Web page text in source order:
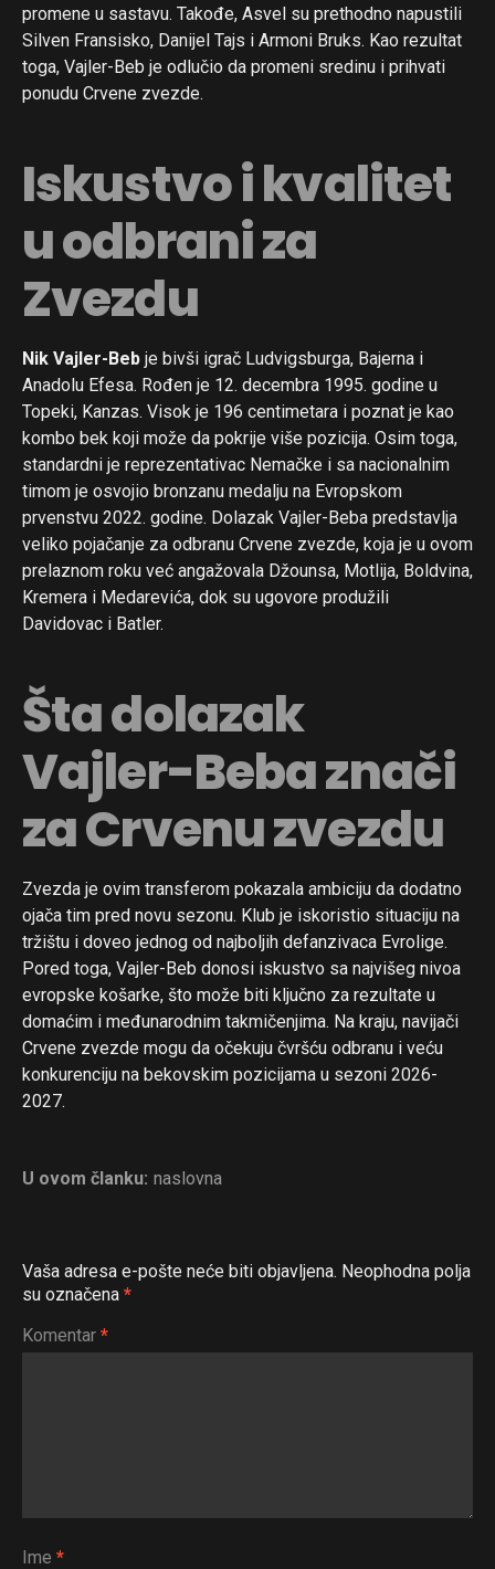
promene u sastavu. Takođe, Asvel su prethodno napustili
Silven Fransisko, Danijel Tajs i Armoni Bruks. Kao rezultat
toga, Vajler-Beb je odlučio da promeni sredinu i prihvati
ponudu Crvene zvezde.
Iskustvo i kvalitet
u odbrani za
Zvezdu
Nik Vajler-Beb je bivši igrač Ludvigsburga, Bajerna i
Anadolu Efesa. Rođen je 12. decembra 1995. godine u
Topeki, Kanzas. Visok je 196 centimetara i poznat je kao
kombo bek koji može da pokrije više pozicija. Osim toga,
standardni je reprezentativac Nemačke i sa nacionalnim
timom je osvojio bronzanu medalju na Evropskom
prvenstvu 2022. godine. Dolazak Vajler-Beba predstavlja
veliko pojačanje za odbranu Crvene zvezde, koja je u ovom
prelaznom roku već angažovala Džounsa, Motlija, Boldvina,
Kremera i Medarevića, dok su ugovore produžili
Davidovac i Batler.
Šta dolazak
Vajler-Beba znači
za Crvenu zvezdu
Zvezda je ovim transferom pokazala ambiciju da dodatno
ojača tim pred novu sezonu. Klub je iskoristio situaciju na
tržištu i doveo jednog od najboljih defanzivaca Evrolige.
Pored toga, Vajler-Beb donosi iskustvo sa najvišeg nivoa
evropske košarke, što može biti ključno za rezultate u
domaćim i međunarodnim takmičenjima. Na kraju, navijači
Crvene zvezde mogu da očekuju čvršću odbranu i veću
konkurenciju na bekovskim pozicijama u sezoni 2026-
2027.
U ovom članku: naslovna
Vaša adresa e-pošte neće biti objavljena. Neophodna polja
su označena *
Komentar *
Ime *